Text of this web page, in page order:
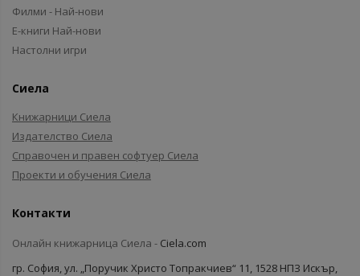
Филми - Най-нови
Е-книги Най-нови
Настолни игри
Сиела
Книжарници Сиела
Издателство Сиела
Справочен и правен софтуер Сиела
Проекти и обучения Сиела
Контакти
Онлайн книжарница Сиела - Ciela.com
гр. София, ул. „Поручик Христо Топракчиев“ 11, 1528 НПЗ Искър,